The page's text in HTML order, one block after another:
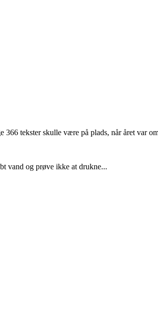
tekster skulle være på plads, når året var
vand og prøve ikke at drukne...